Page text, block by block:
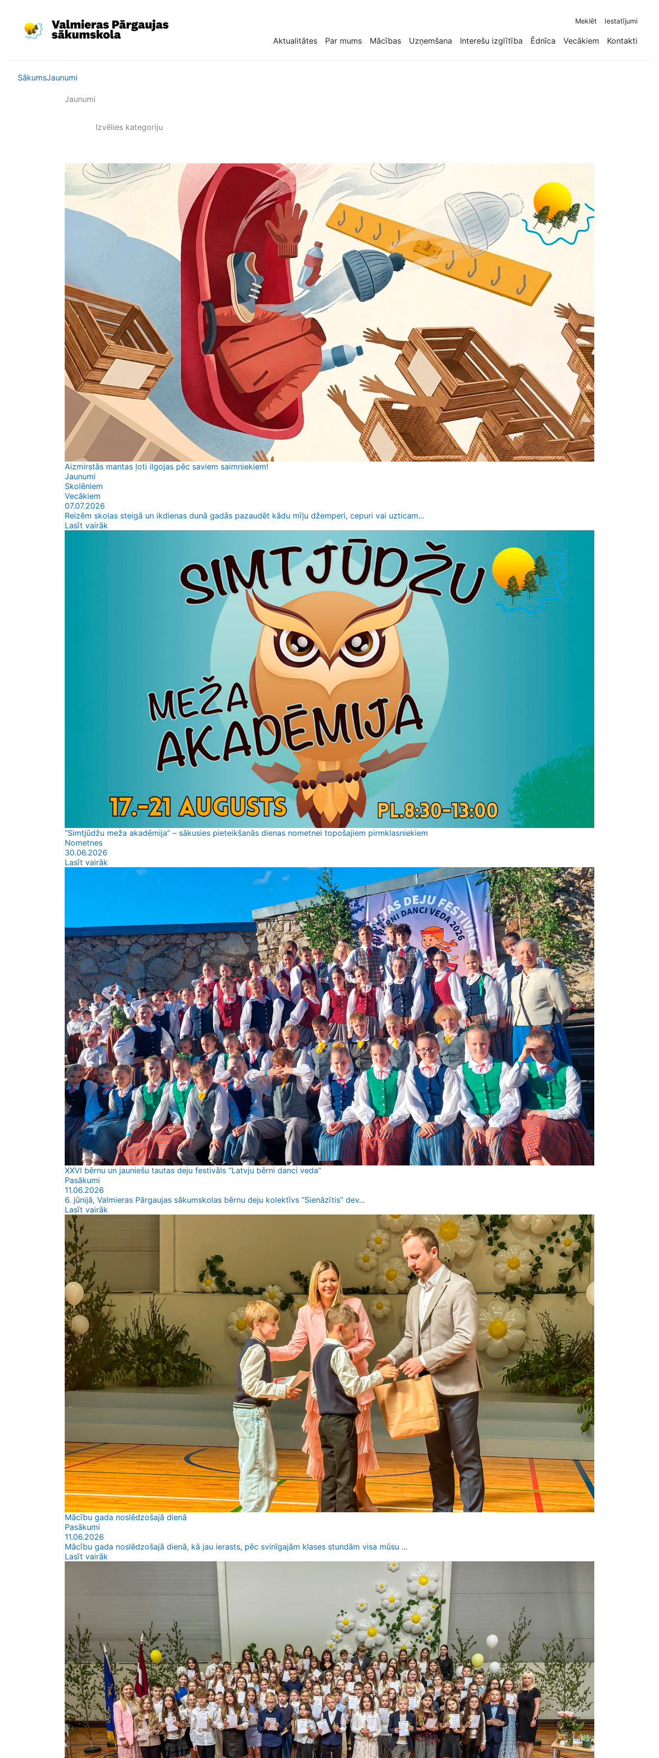
content
Meklēt Iestatījumi
Aktualitātes Par mums Mācības Uzņemšana Interešu izglītība Ēdnīca Vecākiem Kontakti
SākumsJaunumi
Jaunumi
Izvēlies kategoriju
Aizmirstās mantas ļoti ilgojas pēc saviem saimniekiem!
Jaunumi
Skolēniem
Vecākiem
07.07.2026
Reizēm skolas steigā un ikdienas dunā gadās pazaudēt kādu mīļu džemperi, cepuri vai uzticam...
Lasīt vairāk
“Simtjūdžu meža akadēmija” – sākusies pieteikšanās dienas nometnei topošajiem pirmklasniekiem
Nometnes
30.06.2026
Lasīt vairāk
XXVI bērnu un jauniešu tautas deju festivāls “Latvju bērni danci veda”
Pasākumi
11.06.2026
6. jūnijā, Valmieras Pārgaujas sākumskolas bērnu deju kolektīvs “Sienāzītis” dev...
Lasīt vairāk
Mācību gada noslēdzošajā dienā
Pasākumi
11.06.2026
Mācību gada noslēdzošajā dienā, kā jau ierasts, pēc svinīgajām klases stundām visa mūsu ...
Lasīt vairāk